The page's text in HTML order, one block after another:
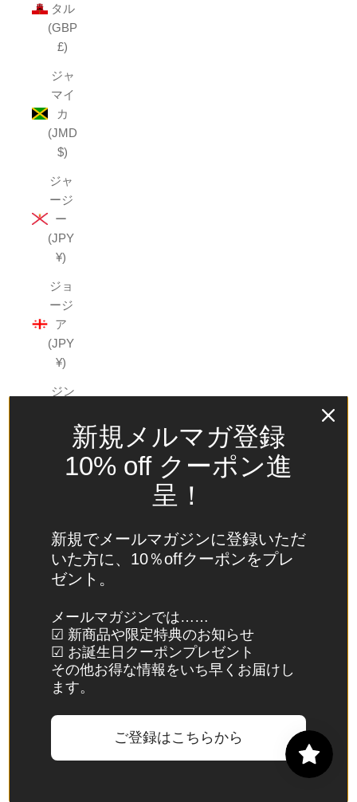
タル
(GBP
£)
ジャ
マイ
カ
(JMD
$)
ジャ
ージ
ー
(JPY
¥)
ジョ
ージ
ア
(JPY
¥)
ジン
(USD
(CHF
CHF)
スウ
デン
(SEK
kr)
スバ
島・
新規メルマガ登録
10% off クーポン進
呈！
新規でメールマガジンに登録いただ
いた方に、10％offクーポンをプレ
ゼント。
メールマガジンでは……
☑ 新商品や限定特典のお知らせ
☑ お誕生日クーポンプレゼント
その他お得な情報をいち早くお届けし
ます。
ご登録はこちらから